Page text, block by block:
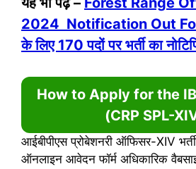
2024 Notification Out For
के लिए 170 पदों पर भर्ती का
How to Apply for the
(CRP SPL-
आईबीपीएस प्रोबेशनरी ऑफिसर-XIV
ऑनलाइन आवेदन फॉर्म अधिकारिक